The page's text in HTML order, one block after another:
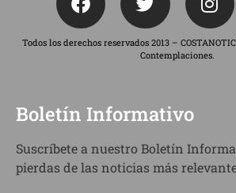
Todos los derechos reservados 2013 –
Contemplaciones.
Boletín Informativo
Suscríbete a nuestro Boletín
pierdas de las noticias más